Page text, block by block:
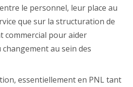
le personnel, leur place au
que sur la structuration de
commercial pour aider
changement au sein des
essentiellement en PNL tant